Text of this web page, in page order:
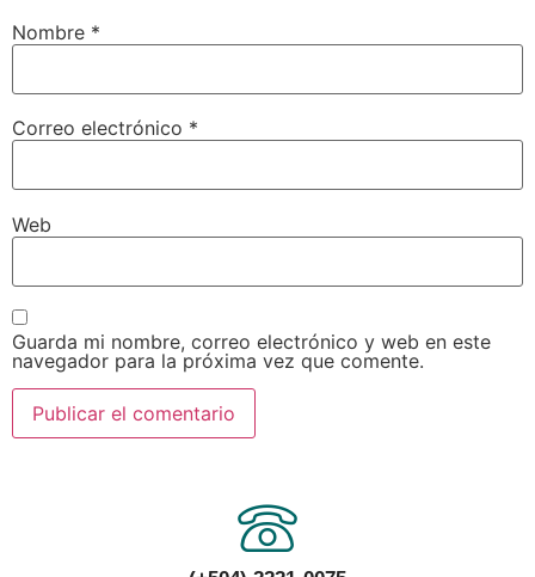
Nombre *
Correo electrónico *
Web
Guarda mi nombre, correo electrónico y web en este
navegador para la próxima vez que comente.